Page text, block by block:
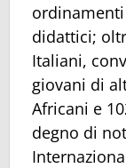
didattici;
Italiani,
giovani di
Africani e
degno di